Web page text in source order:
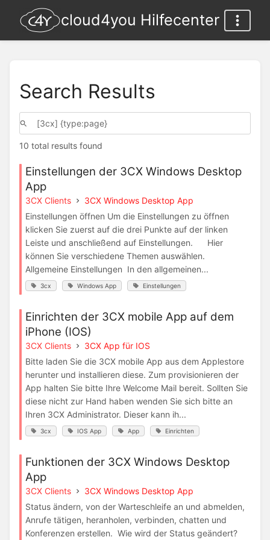
cloud4you Hilfecenter
Search Results
10 total results found
Einstellungen der 3CX Windows Desktop
App
3CX Clients
3CX Windows Desktop App
Einstellungen öffnen Um die Einstellungen zu öffnen
klicken Sie zuerst auf die drei Punkte auf der linken
Leiste und anschließend auf Einstellungen. Hier
können Sie verschiedene Themen auswählen.
Allgemeine Einstellungen In den allgemeinen...
3cx Windows App Einstellungen
Einrichten der 3CX mobile App auf dem
iPhone (IOS)
3CX Clients
3CX App für IOS
Bitte laden Sie die 3CX mobile App aus dem Applestore
herunter und installieren diese. Zum provisionieren der
App halten Sie bitte Ihre Welcome Mail bereit. Sollten Sie
diese nicht zur Hand haben wenden Sie sich bitte an
Ihren 3CX Administrator. Dieser kann ih...
3cx IOS App App Einrichten
Funktionen der 3CX Windows Desktop
App
3CX Clients
3CX Windows Desktop App
Status ändern, von der Warteschleife an und abmelden,
Anrufe tätigen, heranholen, verbinden, chatten und
Konferenzen erstellen. Wie wird der Status geändert?